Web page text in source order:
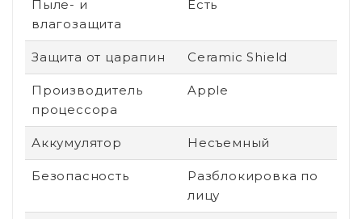
Пыле- и
влагозащита
Есть
Защита от царапин Ceramic Shield
Производитель
процессора
Apple
Аккумулятор Несъемный
Безопасность
Разблокировка по
лицу